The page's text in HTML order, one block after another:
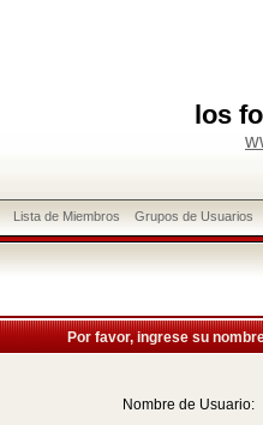
los
Lista de Miembros Grupos de Usuarios
Por favor, ingrese su
Nombre de Usuario: